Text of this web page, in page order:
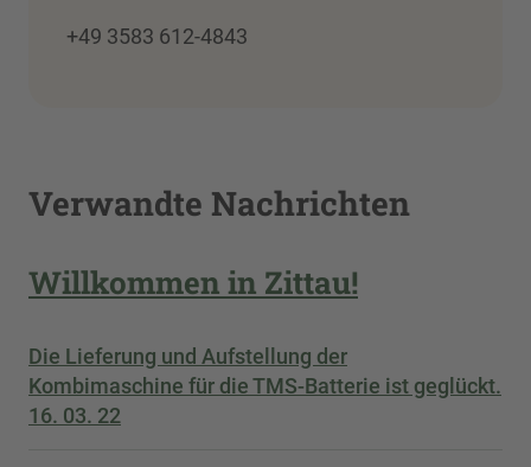
+49 3583 612-4843
Verwandte Nachrichten
Willkommen in Zittau!
Die Lieferung und Aufstellung der
Kombimaschine für die TMS-Batterie ist geglückt.
16. 03. 22